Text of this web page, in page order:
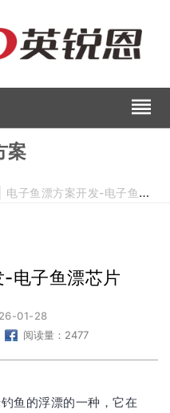
reorder
案
电子鱼漂方案开发-电子鱼漂芯片
-电子鱼漂芯片
01-28
阅读量：2477
鱼的浮漂的一种，它在